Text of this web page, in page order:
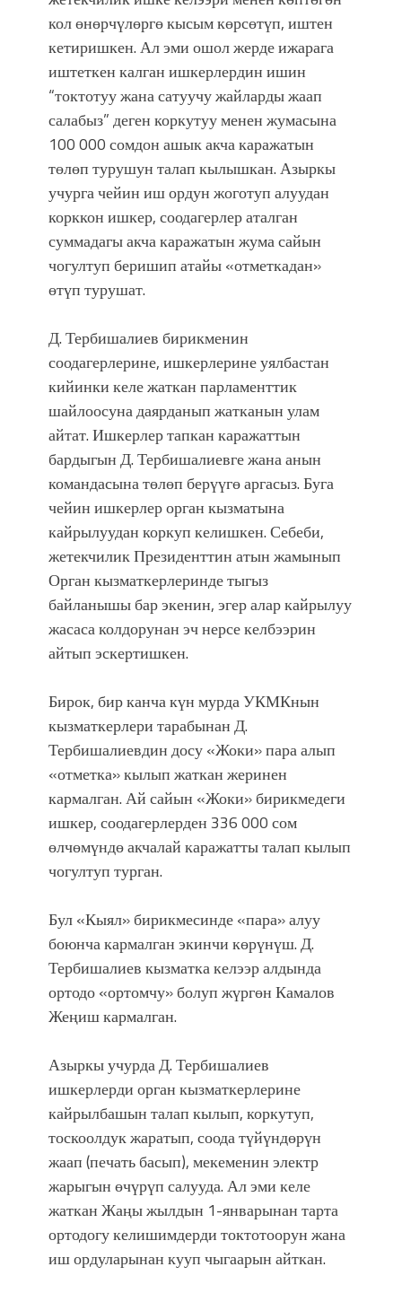
кол өнөрчүлөргө кысым көрсөтүп, иштен
кетиришкен. Ал эми ошол жерде ижарага
иштеткен калган ишкерлердин ишин
“токтотуу жана сатуучу жайларды жаап
салабыз” деген коркутуу менен жумасына
100 000 сомдон ашык акча каражатын
төлөп турушун талап кылышкан. Азыркы
учурга чейин иш ордун жоготуп алуудан
корккон ишкер, соодагерлер аталган
суммадагы акча каражатын жума сайын
чогултуп беришип атайы «отметкадан»
өтүп турушат.
Д. Тербишалиев бирикменин
соодагерлерине, ишкерлерине уялбастан
кийинки келе жаткан парламенттик
шайлоосуна даярданып жатканын улам
айтат. Ишкерлер тапкан каражаттын
бардыгын Д. Тербишалиевге жана анын
командасына төлөп берүүгө аргасыз. Буга
чейин ишкерлер орган кызматына
кайрылуудан коркуп келишкен. Себеби,
жетекчилик Президенттин атын жамынып
Орган кызматкерлеринде тыгыз
байланышы бар экенин, эгер алар кайрылуу
жасаса колдорунан эч нерсе келбээрин
айтып эскертишкен.
Бирок, бир канча күн мурда УКМКнын
кызматкерлери тарабынан Д.
Тербишалиевдин досу «Жоки» пара алып
«отметка» кылып жаткан жеринен
кармалган. Ай сайын «Жоки» бирикмедеги
ишкер, соодагерлерден 336 000 сом
өлчөмүндө акчалай каражатты талап кылып
чогултуп турган.
Бул «Кыял» бирикмесинде «пара» алуу
боюнча кармалган экинчи көрүнүш. Д.
Тербишалиев кызматка келээр алдында
ортодо «ортомчу» болуп жүргөн Камалов
Жеңиш кармалган.
Азыркы учурда Д. Тербишалиев
ишкерлерди орган кызматкерлерине
кайрылбашын талап кылып, коркутуп,
тоскоолдук жаратып, соода түйүндөрүн
жаап (печать басып), мекеменин электр
жарыгын өчүрүп салууда. Ал эми келе
жаткан Жаңы жылдын 1-январынан тарта
ортодогу келишимдерди токтотоорун жана
иш ордуларынан кууп чыгаарын айткан.